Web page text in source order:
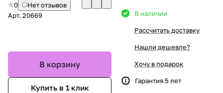
0
Нет отзывов
Арт. 20669
В корзину
Купить в 1 клик
В наличии
Рассчитать доставку
Нашли дешевле?
Хочу в подарок
Гарантия 5 лет